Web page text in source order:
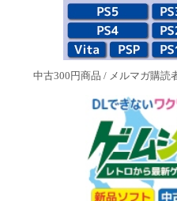
中古300円商品 / メルマガ購読